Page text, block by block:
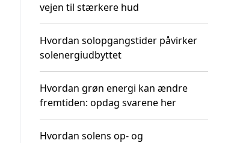
vejen til stærkere hud
Hvordan solopgangstider påvirker
solenergiudbyttet
Hvordan grøn energi kan ændre
fremtiden: opdag svarene her
Hvordan solens op- og